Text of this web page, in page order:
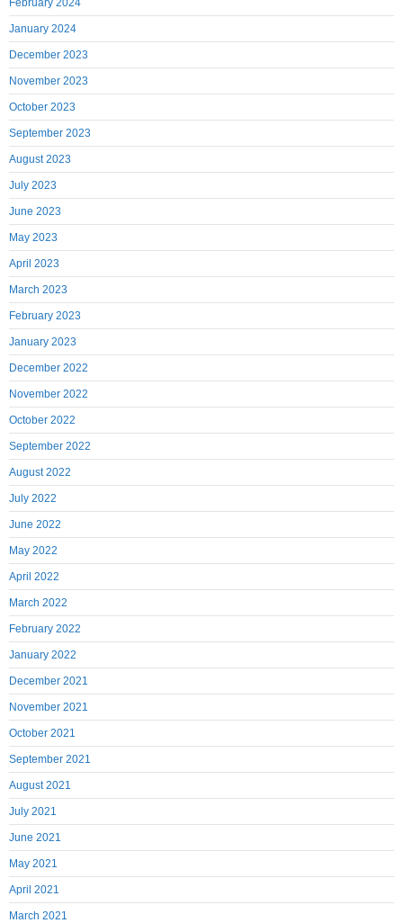
February 2024
January 2024
December 2023
November 2023
October 2023
September 2023
August 2023
July 2023
June 2023
May 2023
April 2023
March 2023
February 2023
January 2023
December 2022
November 2022
October 2022
September 2022
August 2022
July 2022
June 2022
May 2022
April 2022
March 2022
February 2022
January 2022
December 2021
November 2021
October 2021
September 2021
August 2021
July 2021
June 2021
May 2021
April 2021
March 2021